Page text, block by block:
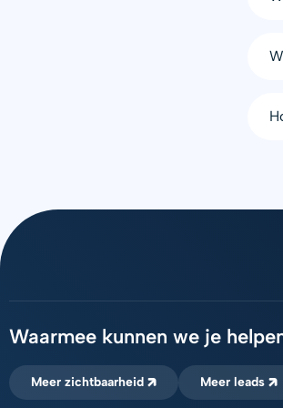
Waarmee kunnen we je
Meer zichtbaarheid Meer leads